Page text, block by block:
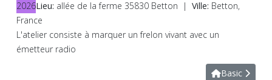
2026Lieu: allée de la ferme 35830 Betton | Ville: Betton,
France
L'atelier consiste à marquer un frelon vivant avec un
émetteur radio
Basic